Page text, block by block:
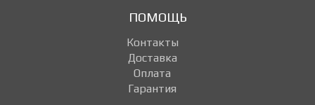
ПОМОЩЬ
Контакты
Доставка
Оплата
Гарантия